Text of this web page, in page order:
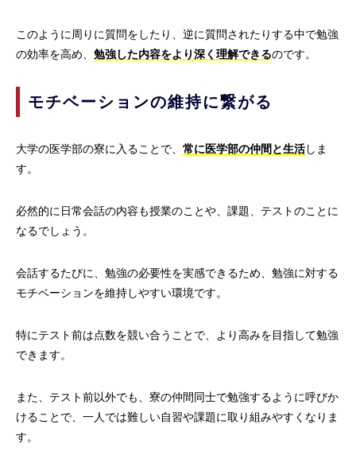
このように周りに質問をしたり、逆に質問されたりする中で勉強
の効率を高め、 勉強した内容をより深く理解できるのです。
モチベーションの維持に繋がる
大学の医学部の寮に入ることで、 常に医学部の仲間と生活しま
す。
必然的に日常会話の内容も授業のことや、課題、テストのことに
なるでしょう。
会話するたびに、勉強の必要性を実感できるため、勉強に対する
モチベーションを維持しやすい環境です。
特にテスト前は点数を競い合うことで、より高みを目指して勉強
できます。
また、テスト前以外でも、寮の仲間同士で勉強するように呼びか
けることで、一人では難しい自習や課題に取り組みやすくなりま
す。